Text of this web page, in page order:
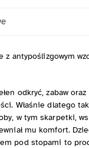
antypoślizgowym
odkryć, zabaw
Właśnie dlatego
w tym skarpetki,
mu komfort.
pod stopami to